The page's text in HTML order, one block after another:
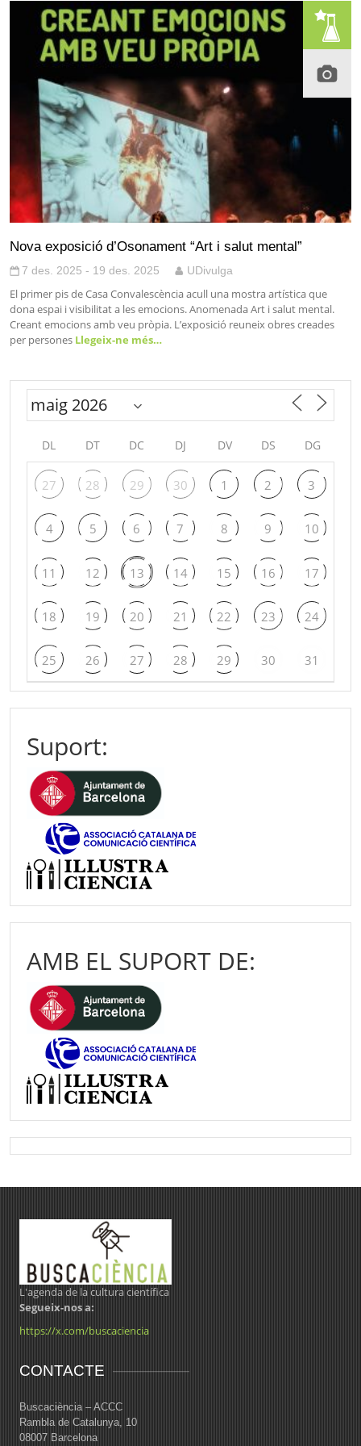
Nova exposició d’Osonament “Art i salut mental”
7 des. 2025 - 19 des. 2025 UDivulga
El primer pis de Casa Convalescència acull una mostra artística que
dona espai i visibilitat a les emocions. Anomenada Art i salut mental.
Creant emocions amb veu pròpia. L’exposició reuneix obres creades
per persones Llegeix-ne més…
DL DT DC DJ DV DS DG
27 28 29 30 1 2 3
4 5 6 7 8 9 10
11 12 13 14 15 16 17
18 19 20 21 22 23 24
25 26 27 28 29 30 31
Suport:
AMB EL SUPORT DE:
L'agenda de la cultura científica
Segueix-nos a:
https://x.com/buscaciencia
CONTACTE
Buscaciència – ACCC
Rambla de Catalunya, 10
08007 Barcelona